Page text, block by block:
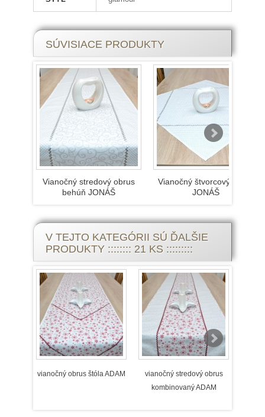
SÚVISIACE PRODUKTY
Vianočný stredový obrus
behúň JONÁŠ
Vianočný štvorcový obrus
JONÁŠ
V TEJTO KATEGÓRII SÚ ĎALŠIE
PRODUKTY :::::::: 21 KS :::::::::
vianočný obrus štóla ADAM
vianočný stredový obrus
kombinovaný ADAM